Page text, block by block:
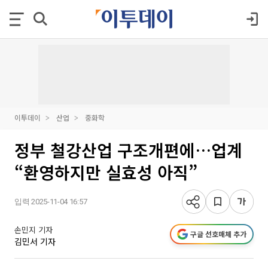
이투데이 산업 중화학
정부 철강산업 구조개편에…업계
“환영하지만 실효성 아직”
입력 2025-11-04 16:57
손민지 기자
김민서 기자
구글 선호매체 추가